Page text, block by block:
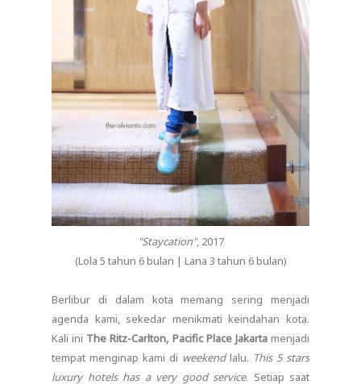
"Staycation", 2017
(Lola 5 tahun 6 bulan | Lana 3 tahun 6 bulan)
Berlibur di dalam kota memang sering menjadi
agenda kami, sekedar menikmati keindahan kota.
Kali ini The Ritz-Carlton, Pacific Place Jakartamenjadi
tempat menginap kami di weekendlalu. This 5 stars
luxury hotels has a very good service. Setiap saat